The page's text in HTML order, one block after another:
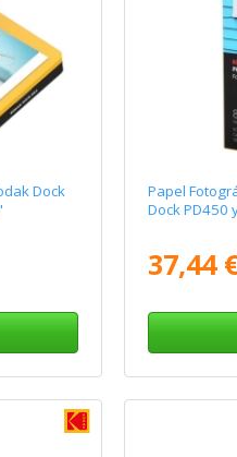
Dock
Papel
Dock PD450
37,44